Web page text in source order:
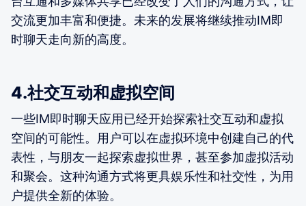
交流更加丰富和便捷。未来的发展将继续推动IM即
时聊天走向新的高度。
4.社交互动和虚拟空间
一些IM即时聊天应用已经开始探索社交互动和虚拟
空间的可能性。用户可以在虚拟环境中创建自己的代
表性，与朋友一起探索虚拟世界，甚至参加虚拟活动
和聚会。这种沟通方式将更具娱乐性和社交性，为用
户提供全新的体验。